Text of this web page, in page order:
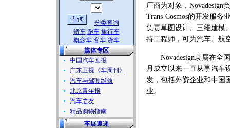
分类查询
轿车 跑车 旅行车
概念车 客车 货车
媒体专区
中国汽车画报
广东卫视《车周刊》
汽车与驾驶维修
北京青年报
汽车之友
精品购物指南
车展速递
厂商为对象，Novadesign
Trans-Cosmos的开发服
负责草图设计、三维建模
持工程师，可为汽车、航
Novadesign隶属在全国
月成立以来一直从事汽车
发，包括外资企业和中国
业。